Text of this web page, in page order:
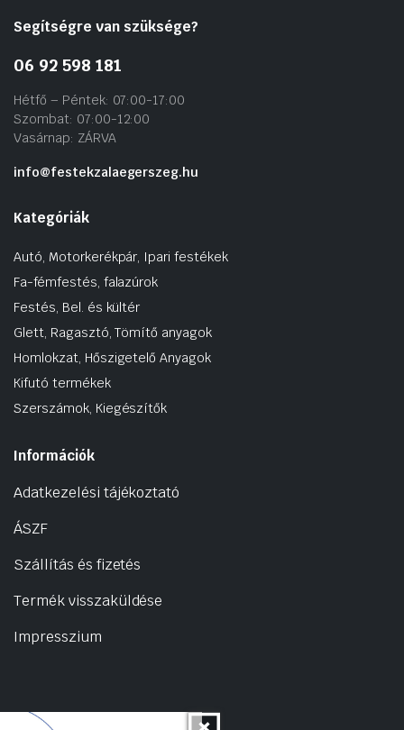
Segítségre van szüksége?
06 92 598 181
Hétfő – Péntek: 07:00-17:00
Szombat: 07:00-12:00
Vasárnap: ZÁRVA
info@festekzalaegerszeg.hu
Kategóriák
Autó, Motorkerékpár, Ipari festékek
Fa-fémfestés, falazúrok
Festés, Bel. és kültér
Glett, Ragasztó, Tömítő anyagok
Homlokzat, Hőszigetelő Anyagok
Kifutó termékek
Szerszámok, Kiegészítők
Információk
Adatkezelési tájékoztató
ÁSZF
Szállítás és fizetés
Termék visszaküldése
Impresszium